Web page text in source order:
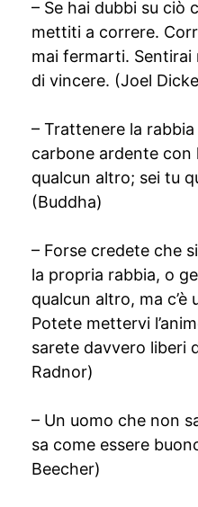
– Se hai dubbi su ciò
mettiti a correre.
mai fermarti. Sentirai
di vincere. (Joel
– Trattenere la
carbone ardente con
qualcun altro; sei tu
(Buddha)
– Forse credete che
la propria rabbia, o
qualcun altro, ma
Potete mettervi
sarete davvero liberi
Radnor)
– Un uomo che non
sa come essere
Beecher)